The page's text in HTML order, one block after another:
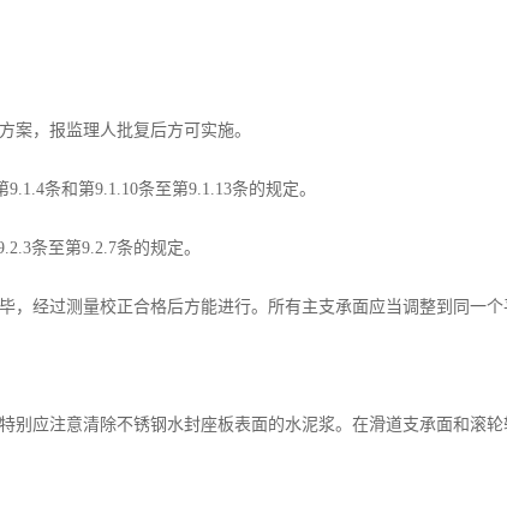
案，报监理人批复后方可实施。
条和第9.1.10条至第9.1.13条的规定。
条至第9.2.7条的规定。
经过测量校正合格后方能进行。所有主支承面应当调整到同一个
别应注意清除不锈钢水封座板表面的水泥浆。在滑道支承面和滚